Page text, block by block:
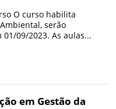
O curso habilita
serão
09/2023. As aulas...
em Gestão da